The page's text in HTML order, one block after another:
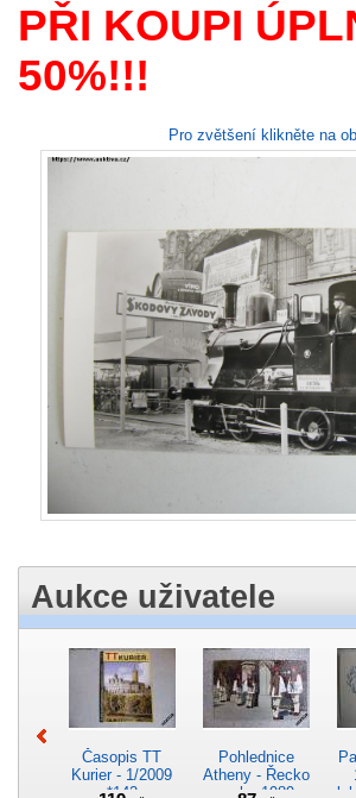
PŘI KOUPI
50%!!!
Pro zvětšení klikněte na
Aukce uživatele
Časopis TT
Kurier - 1/2009
*142
Pohlednice
Atheny - Řecko
z roku 1989.